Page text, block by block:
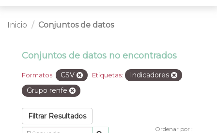
Inicio Conjuntos de datos
Conjuntos de datos no encontrados
Formatos: CSV Etiquetas:
Indicadores
Grupo renfe
Filtrar Resultados
Ordenar por